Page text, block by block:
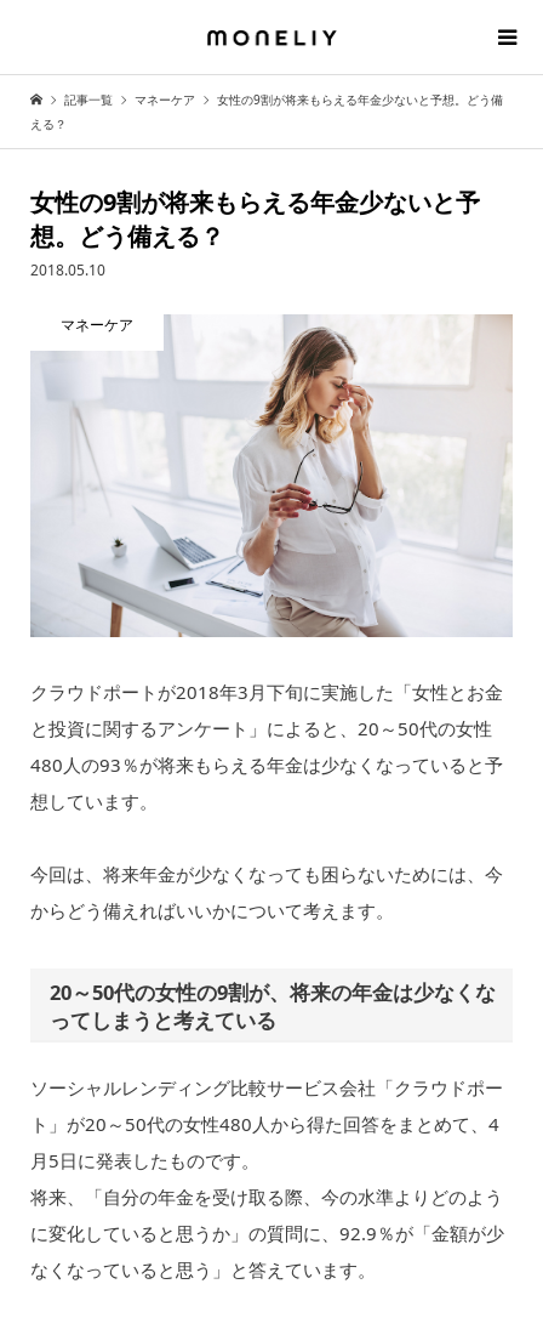
記事一覧 マネーケア
女性の9割が将来もらえる年金少ないと予想。どう備
える？
女性の9割が将来もらえる年金少ないと予
想。どう備える？
2018.05.10
マネーケア
クラウドポートが2018年3月下旬に実施した「女性とお金
と投資に関するアンケート」によると、20～50代の女性
480人の93％が将来もらえる年金は少なくなっていると予
想しています。
今回は、将来年金が少なくなっても困らないためには、今
からどう備えればいいかについて考えます。
20～50代の女性の9割が、将来の年金は少なくな
ってしまうと考えている
ソーシャルレンディング比較サービス会社「クラウドポー
ト」が20～50代の女性480人から得た回答をまとめて、4
月5日に発表したものです。
将来、「自分の年金を受け取る際、今の水準よりどのよう
に変化していると思うか」の質問に、92.9％が「金額が少
なくなっていると思う」と答えています。